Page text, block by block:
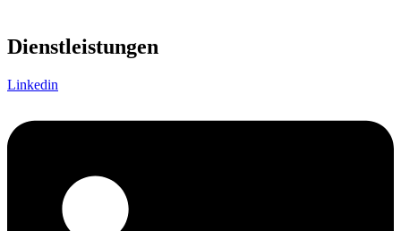
Dienstleistungen
Linkedin